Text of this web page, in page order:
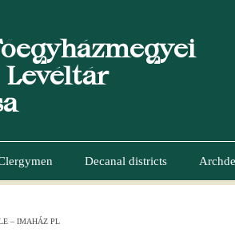
Decanal districts
– IMAHÁZ PL